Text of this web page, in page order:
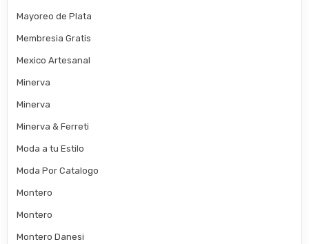
Mayoreo de Plata
Membresia Gratis
Mexico Artesanal
Minerva
Minerva
Minerva & Ferreti
Moda a tu Estilo
Moda Por Catalogo
Montero
Montero
Montero Danesi